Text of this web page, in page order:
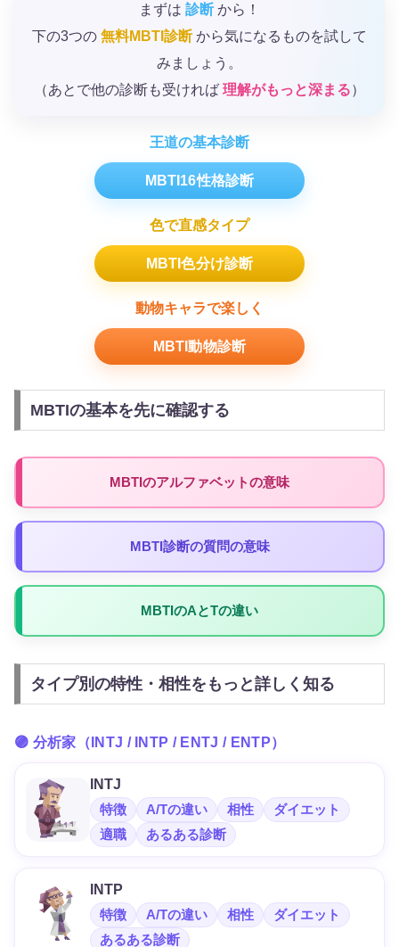
まずは 診断 から！
下の3つの 無料MBTI診断から気になるものを試して
みましょう。
（あとで他の診断も受ければ 理解がもっと深まる）
王道の基本診断
MBTI16性格診断
色で直感タイプ
MBTI色分け診断
動物キャラで楽しく
MBTI動物診断
MBTIの基本を先に確認する
MBTIのアルファベットの意味
MBTI診断の質問の意味
MBTIのAとTの違い
タイプ別の特性・相性をもっと詳しく知る
🟣 分析家（INTJ / INTP / ENTJ / ENTP）
INTJ
特徴 A/Tの違い 相性
ダイエット
適職
あるある診断
INTP
特徴 A/Tの違い 相性
ダイエット
あるある診断